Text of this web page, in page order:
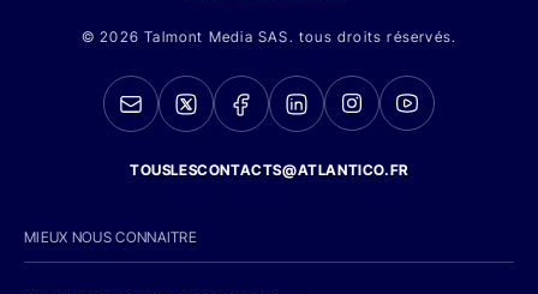
© 2026 Talmont Media SAS. tous droits réservés.
TOUSLESCONTACTS@ATLANTICO.FR
MIEUX NOUS CONNAITRE